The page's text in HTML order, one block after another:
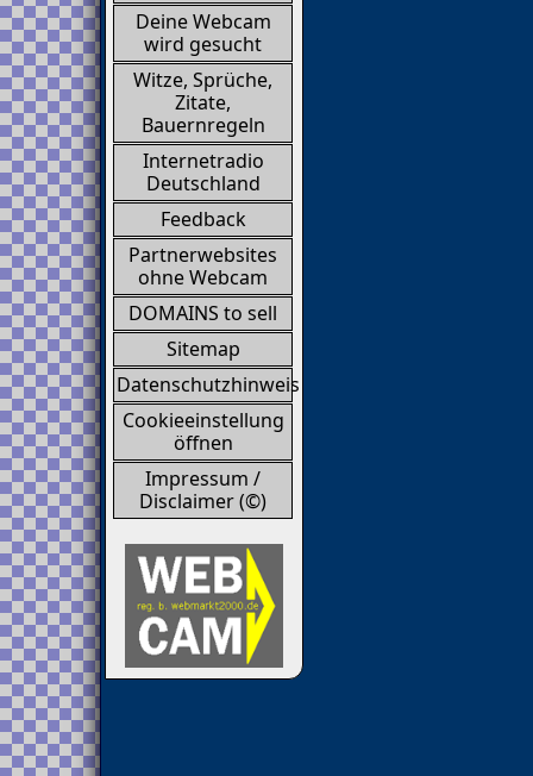
Deine Webcam
wird gesucht
Witze, Sprüche,
Zitate,
Bauernregeln
Internetradio
Deutschland
Feedback
Partnerwebsites
ohne Webcam
DOMAINS to sell
Sitemap
Datenschutzhinweis
Cookieeinstellung
öffnen
Impressum /
Disclaimer (©)